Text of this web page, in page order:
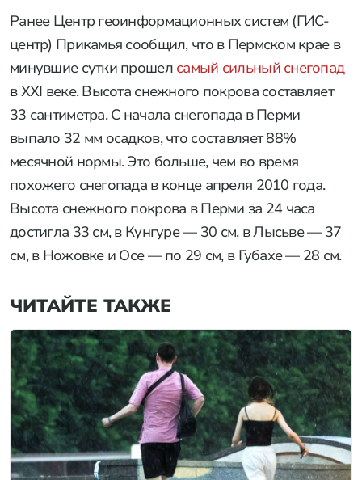
Ранее Центр геоинформационных систем (ГИС-
центр) Прикамья сообщил, что в Пермском крае в
минувшие сутки прошел самый сильный снегопад
в XXI веке. Высота снежного покрова составляет
33 сантиметра. С начала снегопада в Перми
выпало 32 мм осадков, что составляет 88%
месячной нормы. Это больше, чем во время
похожего снегопада в конце апреля 2010 года.
Высота снежного покрова в Перми за 24 часа
достигла 33 см, в Кунгуре — 30 см, в Лысьве — 37
см, в Ножовке и Осе — по 29 см, в Губахе — 28 см.
ЧИТАЙТЕ ТАКЖЕ